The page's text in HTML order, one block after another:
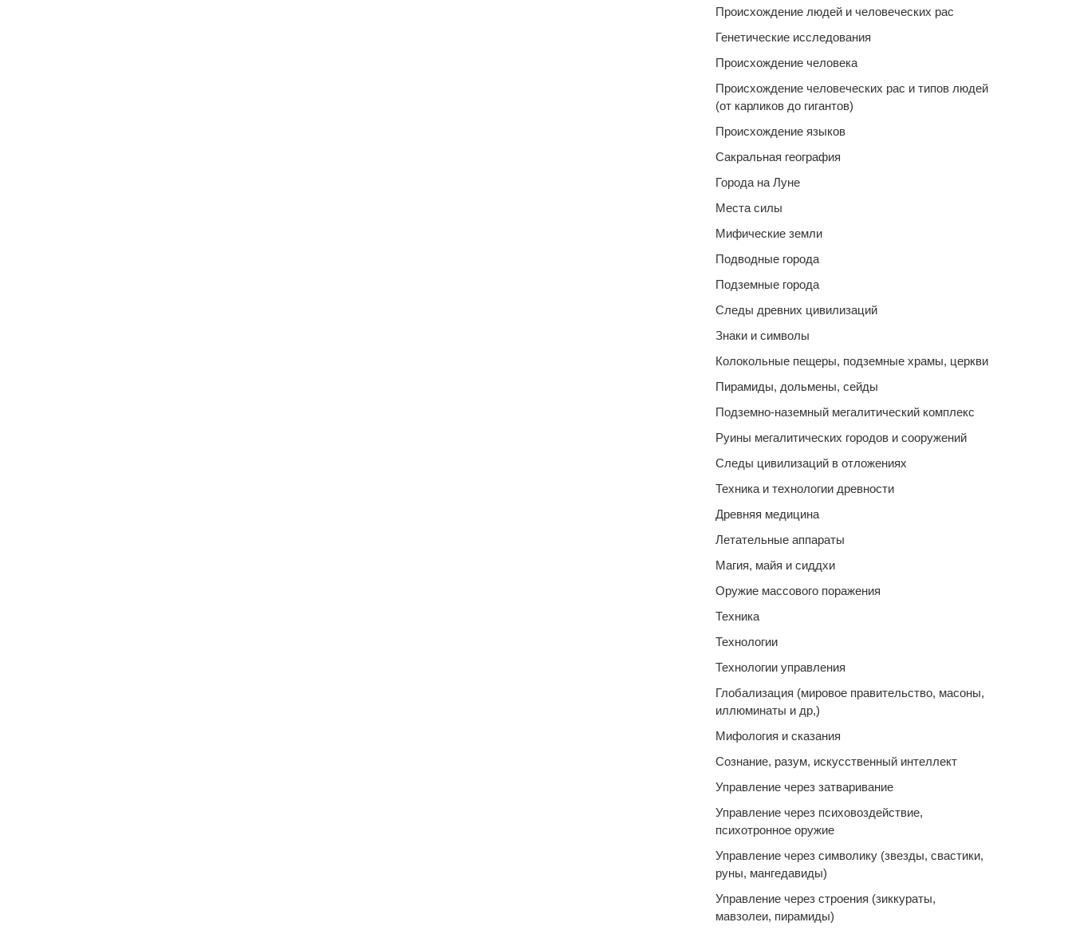
Происхождение людей и человеческих рас
Генетические исследования
Происхождение человека
Происхождение человеческих рас и типов людей
(от карликов до гигантов)
Происхождение языков
Сакральная география
Города на Луне
Места силы
Мифические земли
Подводные города
Подземные города
Следы древних цивилизаций
Знаки и символы
Колокольные пещеры, подземные храмы, церкви
Пирамиды, дольмены, сейды
Подземно-наземный мегалитический комплекс
Руины мегалитических городов и сооружений
Следы цивилизаций в отложениях
Техника и технологии древности
Древняя медицина
Летательные аппараты
Магия, майя и сиддхи
Оружие массового поражения
Техника
Технологии
Технологии управления
Глобализация (мировое правительство, масоны,
иллюминаты и др,)
Мифология и сказания
Сознание, разум, искусственный интеллект
Управление через затваривание
Управление через психовоздействие,
психотронное оружие
Управление через символику (звезды, свастики,
руны, мангедавиды)
Управление через строения (зиккураты,
мавзолеи, пирамиды)